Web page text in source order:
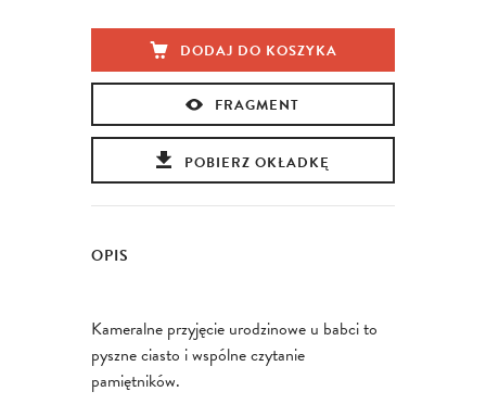
DODAJ DO KOSZYKA
FRAGMENT
POBIERZ OKŁADKĘ
OPIS
Kameralne przyjęcie urodzinowe u babci to
pyszne ciasto i wspólne czytanie
pamiętników.